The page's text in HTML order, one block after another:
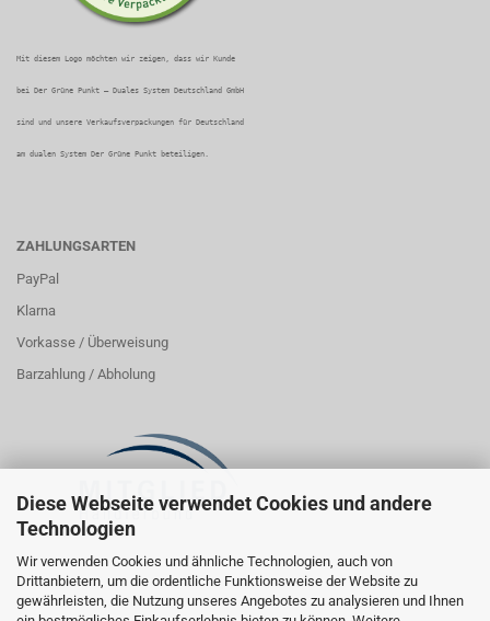
Diese Webseite verwendet Cookies und andere
Technologien
Wir verwenden Cookies und ähnliche Technologien, auch von
Drittanbietern, um die ordentliche Funktionsweise der Website zu
gewährleisten, die Nutzung unseres Angebotes zu analysieren und Ihnen
Mit diesem Logo möchten wir zeigen, dass wir Kunde
bei Der Grüne Punkt – Duales System Deutschland GmbH
sind und unsere Verkaufsverpackungen für Deutschland
am dualen System Der Grüne Punkt beteiligen.
ZAHLUNGSARTEN
PayPal
Klarna
Vorkasse / Überweisung
Barzahlung / Abholung